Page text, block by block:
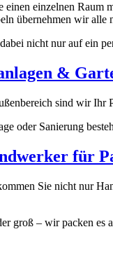
einen einzelnen Raum
übernehmen wir alle
nicht nur auf ein
&
sind wir Ihr
oder Sanierung
für
Sie nicht nur
groß – wir packen es